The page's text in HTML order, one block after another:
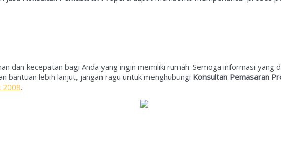
dan kecepatan bagi Anda yang ingin memiliki rumah. Semoga informasi
bantuan lebih lanjut, jangan ragu untuk menghubungi Konsultan Pemasaran
2008.